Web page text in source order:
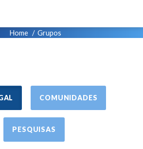
Home Grupos
COMUNIDADES
PESQUISAS